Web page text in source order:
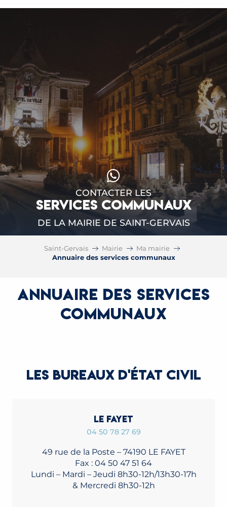
CONTACTER LES
SERVICES COMMUNAUX
DE LA MAIRIE DE SAINT-GERVAIS
Saint-Gervais Mairie
Ma mairie
Annuaire des services communaux
Annuaire des services
communaux
LES BUREAUX D'ÉTAT CIVIL
LE FAYET
04 50 78 27 69
49 rue de la Poste – 74190 LE FAYET
Fax : 04 50 47 51 64
Lundi – Mardi – Jeudi 8h30-12h/13h30-17h
& Mercredi 8h30-12h